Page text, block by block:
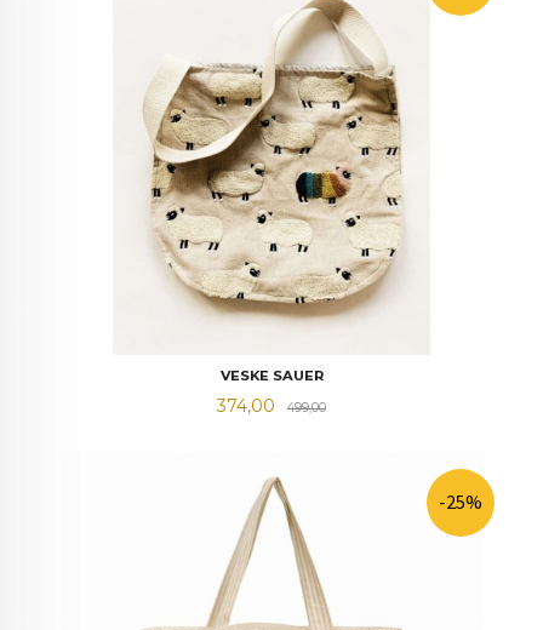
VESKE SAUER
Tilbud
374,00 499,00Rabatt
-25%